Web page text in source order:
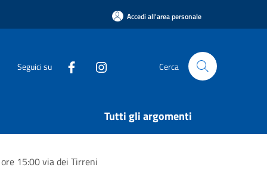
Accedi all'area personale
Seguici su Cerca
Tutti gli argomenti
15:00 via dei Tirreni